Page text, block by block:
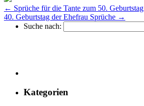
← Sprüche für die Tante zum 50. Geburtstag
40. Geburtstag der Ehefrau Sprüche →
Suche nach:
Kategorien